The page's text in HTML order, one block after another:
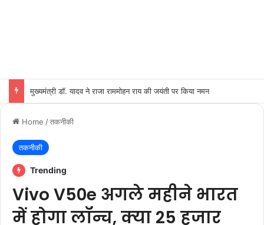
मुख्यमंत्री डॉ. यादव ने राजा राममोहन राय की जयंती पर किया नमन
Home /तकनीकी
तकनीकी
Trending
Vivo V50e अगले महीने भारत
में होगा लॉन्च, क्या 25 हजार